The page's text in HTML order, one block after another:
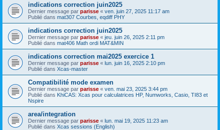
indications correction juin2025
Dernier message par parisse « ven. juin 27, 2025 11:17 am
Publié dans mat307 Courbes, eqdiff PHY
indications correction juin2025
Dernier message par parisse « jeu. juin 26, 2025 2:11 pm
Publié dans mat406 Math ordi MAT&MIN
indications correction mai2025 exercice 1
Dernier message par parisse « lun. juin 16, 2025 2:10 pm
Publié dans Xcas-master
Compatibilité mode examen
Dernier message par parisse « ven. mai 23, 2025 3:44 pm
Publié dans KhiCAS: Xcas pour calculatrices HP, Numworks, Casio, TI83 et
Nspire
area/integration
Dernier message par parisse « lun. mai 19, 2025 11:23 am
Publié dans Xcas sessions (English)